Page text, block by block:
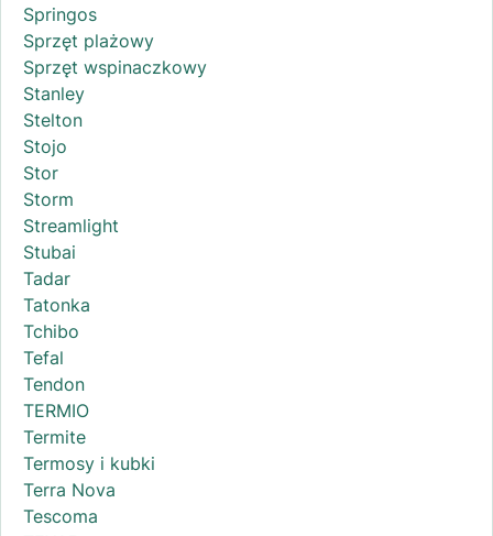
Springos
Sprzęt plażowy
Sprzęt wspinaczkowy
Stanley
Stelton
Stojo
Stor
Storm
Streamlight
Stubai
Tadar
Tatonka
Tchibo
Tefal
Tendon
TERMIO
Termite
Termosy i kubki
Terra Nova
Tescoma